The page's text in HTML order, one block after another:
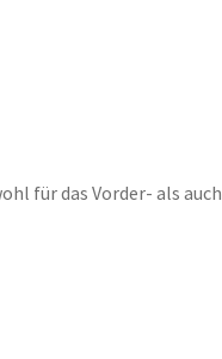
für das Vorder- als auch